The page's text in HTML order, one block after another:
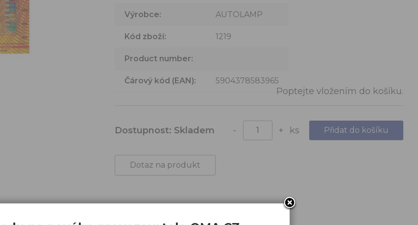
Výrobce: AUTOLAMP
Kód zboží: 1219
Product number:
Čárový kód (EAN): 5904378583965
Poptejte vložením do košíku.
Dostupnost: Skladem - + ks
Dotaz na produkt